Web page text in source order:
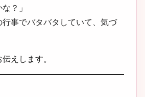
？」
行事でバタバタしていて、気づ
えします。